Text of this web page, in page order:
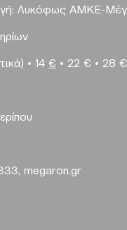
Λυκόφως ΑΜΚΕ-
• 14 € • 22 € • 28 €
megaron gr